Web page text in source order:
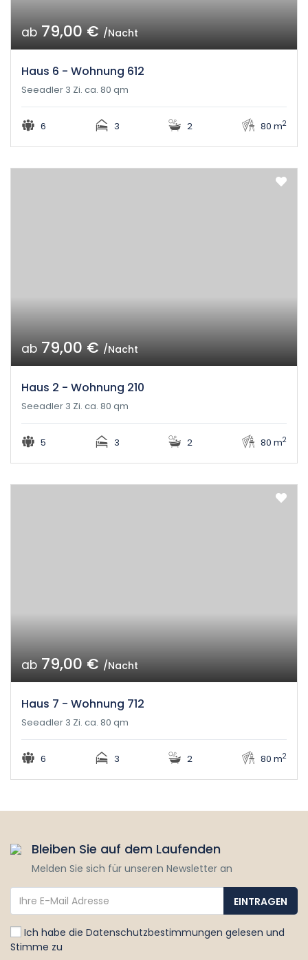
ab79,00 €/Nacht
Haus 6 - Wohnung 612
Seeadler 3 Zi. ca. 80 qm
6 3 2 80 m2
ab79,00 €/Nacht
Haus 2 - Wohnung 210
Seeadler 3 Zi. ca. 80 qm
5 3 2 80 m2
ab79,00 €/Nacht
Haus 7 - Wohnung 712
Seeadler 3 Zi. ca. 80 qm
6 3 2 80 m2
Bleiben Sie auf dem Laufenden
Melden Sie sich für unseren Newsletter an
Ich habe die Datenschutzbestimmungen gelesen und
Stimme zu